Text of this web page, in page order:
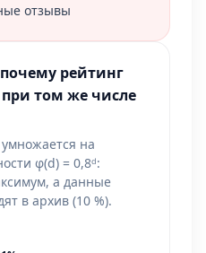
отзывы
рейтинг
том же числе
на
φ(d) = 0,8ᵈ:
а данные
в архив (10 %).